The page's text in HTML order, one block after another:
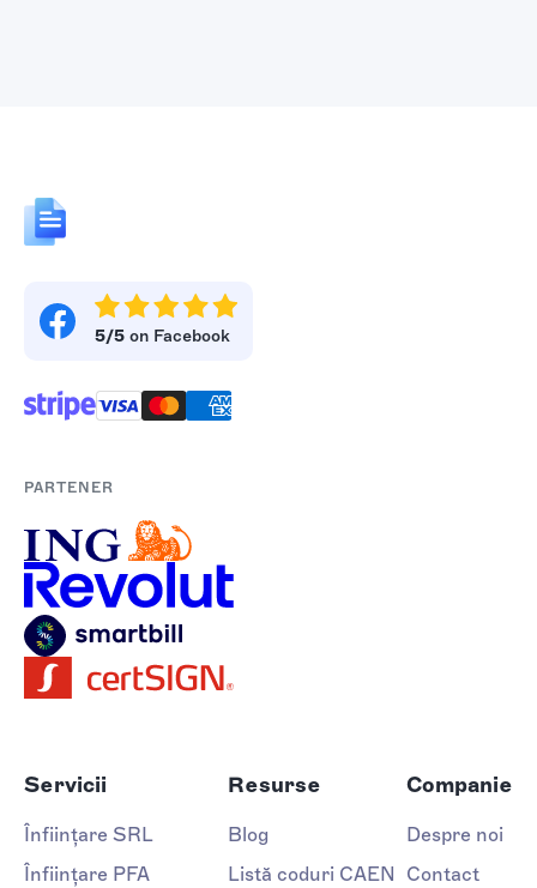
5/5 on Facebook
PARTENER
Servicii
Înființare SRL
Înființare PFA
Resurse
Blog
Listă coduri CAEN
Companie
Despre noi
Contact